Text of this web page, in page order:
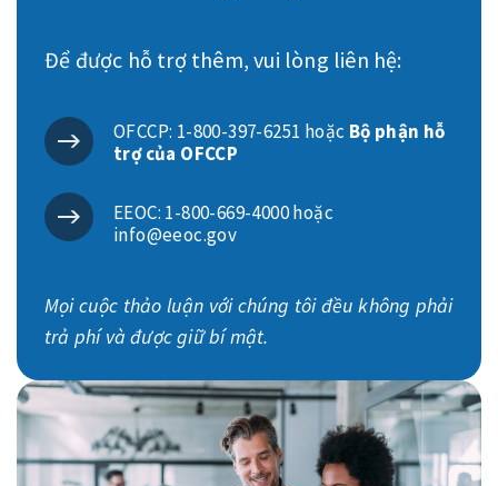
Để được hỗ trợ thêm, vui lòng liên hệ:
OFCCP: 1-800-397-6251 hoặc Bộ phận hỗ
trợ của OFCCP
EEOC: 1-800-669-4000 hoặc
info@eeoc.gov
Mọi cuộc thảo luận với chúng tôi đều không phải
trả phí và được giữ bí mật.